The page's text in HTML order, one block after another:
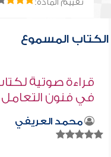
تقييم المادة:
الكتاب المسموع
قراءة صوتية
في فنون
محمد العريفي